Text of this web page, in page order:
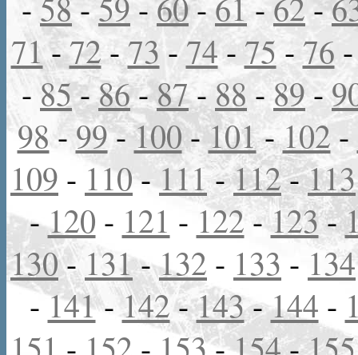
71-72-73- 74-75 - 76
- 85-86-87- 88 -89-
98- 99-100-101-102-
109 - 110-111-112-113
-120 - 121 - 122-123-
130-131-132 - 133 - 134
-141-142-143-144 -